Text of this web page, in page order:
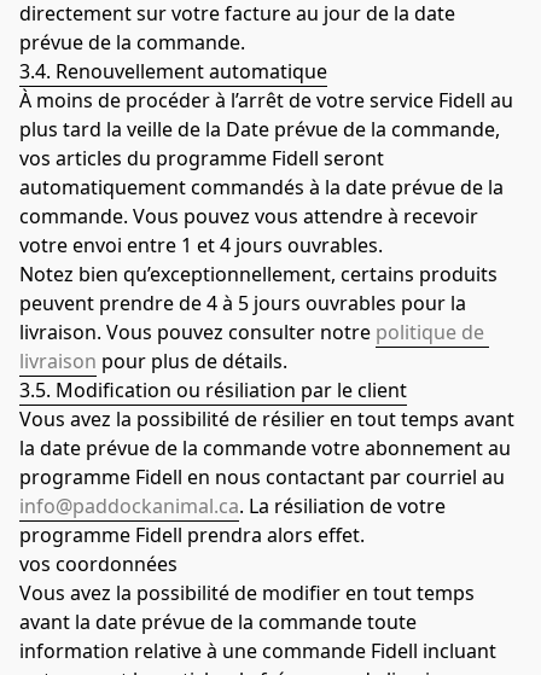
directement sur votre facture au jour de la date
prévue de la commande.
3.4. Renouvellement automatique
À moins de procéder à l’arrêt de votre service Fidell au
plus tard la veille de la Date prévue de la commande,
vos articles du programme Fidell seront
automatiquement commandés à la date prévue de la
commande. Vous pouvez vous attendre à recevoir
votre envoi entre 1 et 4 jours ouvrables.
Notez bien qu’exceptionnellement, certains produits
peuvent prendre de 4 à 5 jours ouvrables pour la
livraison. Vous pouvez consulter notre politique de
livraison pour plus de détails.
3.5. Modification ou résiliation par le client
Vous avez la possibilité de résilier en tout temps avant
la date prévue de la commande votre abonnement au
info@paddockanimal.ca. La résiliation de votre
programme Fidell prendra alors effet.
vos coordonnées
Vous avez la possibilité de modifier en tout temps
avant la date prévue de la commande toute
information relative à une commande Fidell incluant